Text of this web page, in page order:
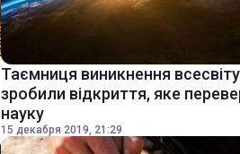
Таємниця виникнення
зробили відкриття, яке
науку
15 декабря 2019, 21:29